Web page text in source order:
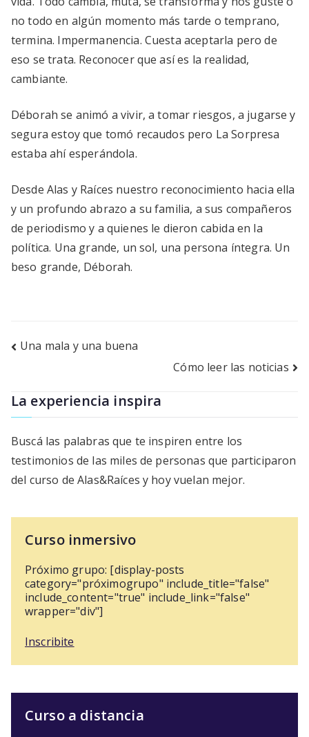
no todo en algún momento más tarde o temprano,
termina. Impermanencia. Cuesta aceptarla pero de
eso se trata. Reconocer que así es la realidad,
cambiante.
Déborah se animó a vivir, a tomar riesgos, a jugarse y
segura estoy que tomó recaudos pero La Sorpresa
estaba ahí esperándola.
Desde Alas y Raíces nuestro reconocimiento hacia ella
y un profundo abrazo a su familia, a sus compañeros
de periodismo y a quienes le dieron cabida en la
política. Una grande, un sol, una persona íntegra. Un
beso grande, Déborah.
Navegación
entradas
Una mala y una buena
Cómo leer las noticias
La experiencia inspira
Buscá las palabras que te inspiren entre los
testimonios de las miles de personas que participaron
del curso de Alas&Raíces y hoy vuelan mejor.
Curso inmersivo
Próximo grupo: [display-posts
category="próximogrupo" include_title="false"
include_content="true" include_link="false"
wrapper="div"]
Inscribite
Curso a distancia